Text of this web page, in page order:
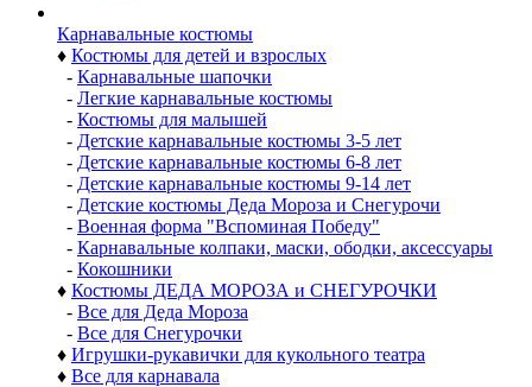
Карнавальные костюмы
♦ Костюмы для детей и взрослых
- Карнавальные шапочки
- Легкие карнавальные костюмы
- Костюмы для малышей
- Детские карнавальные костюмы 3-5 лет
- Детские карнавальные костюмы 6-8 лет
- Детские карнавальные костюмы 9-14 лет
- Детские костюмы Деда Мороза и Снегурочи
- Военная форма "Вспоминая Победу"
- Карнавальные колпаки, маски, ободки, аксессуары
- Кокошники
♦ Костюмы ДЕДА МОРОЗА и СНЕГУРОЧКИ
- Все для Деда Мороза
- Все для Снегурочки
♦ Игрушки-рукавички для кукольного театра
♦ Все для карнавала